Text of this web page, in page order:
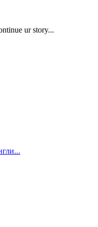
ur story...